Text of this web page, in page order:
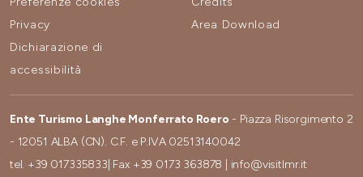
Privacy
Dichiarazione di
accessibilità
Area Download
Ente Turismo Langhe Monferrato Roero - Piazza Risorgimento 2
- 12051 ALBA (CN). C.F. e P.IVA 02513140042
tel. +39 017335833 | Fax +39 0173 363878 info@visitlmr.it